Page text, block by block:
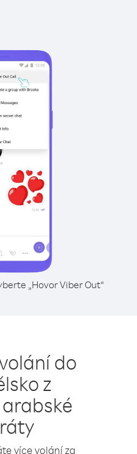
„Hovor Viber Out“
do
z
více volání za